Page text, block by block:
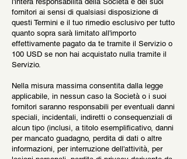
fornitori ai sensi di qualsiasi disposizione di
questi Termini e il tuo rimedio esclusivo per tutto
quanto sopra sarà limitato all'importo
effettivamente pagato da te tramite il Servizio o
100 USD se non hai acquistato nulla tramite il
Servizio.
Nella misura massima consentita dalla legge
applicabile, in nessun caso la Società o i suoi
fornitori saranno responsabili per eventuali danni
speciali, incidentali, indiretti o consequenziali di
alcun tipo (inclusi, a titolo esemplificativo, danni
per mancato guadagno, perdita di dati o altre
informazioni, per interruzione dell'attività, per